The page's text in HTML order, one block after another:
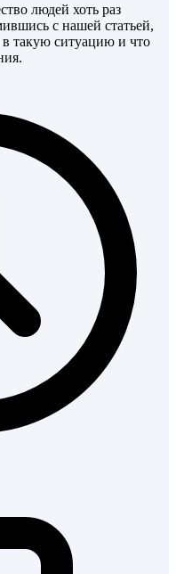
людей хоть раз
с нашей статьей,
в такую ситуацию и что